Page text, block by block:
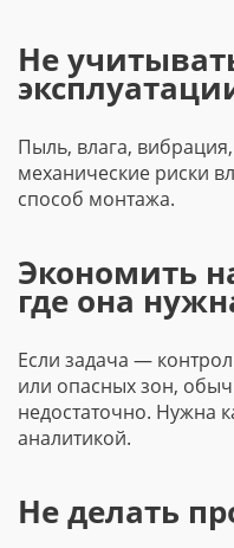
Не
Пыль, влага,
механические риски
способ монтажа.
Экономить
где она
Если задача —
или опасных зон,
недостаточно. Нужна
аналитикой.
Не делать